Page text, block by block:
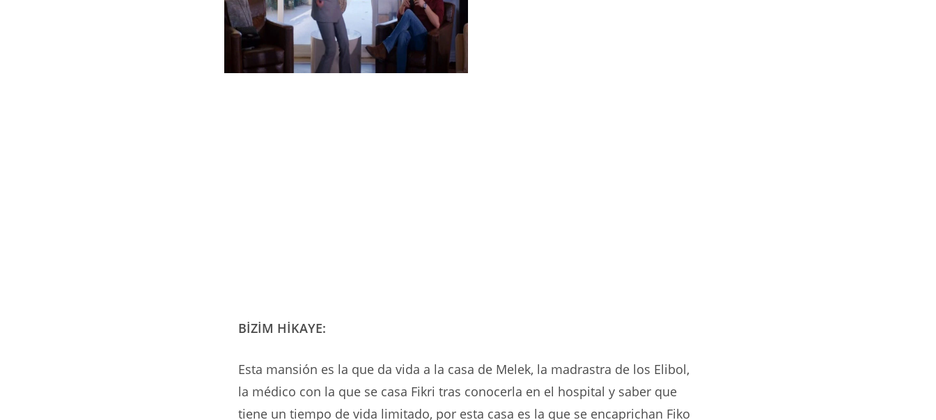
BİZİM HİKAYE:
Esta mansión es la que da vida a la casa de Melek, la madrastra de los Elibol,
la médico con la que se casa Fikri tras conocerla en el hospital y saber que
tiene un tiempo de vida limitado, por esta casa es la que se encaprichan Fiko